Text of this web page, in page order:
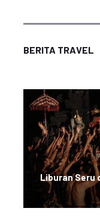
BERITA TRAVEL
Liburan Seru